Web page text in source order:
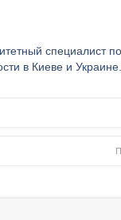
специалист
в Киеве и Украине.